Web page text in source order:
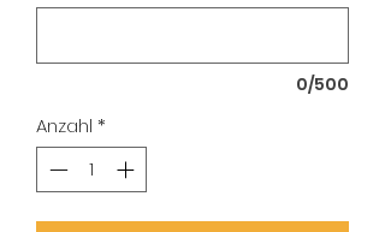
0/500
Anzahl *